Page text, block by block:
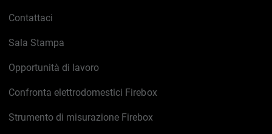
Contattaci
Sala Stampa
Opportunità di lavoro
Confronta elettrodomestici Firebox
Strumento di misurazione Firebox